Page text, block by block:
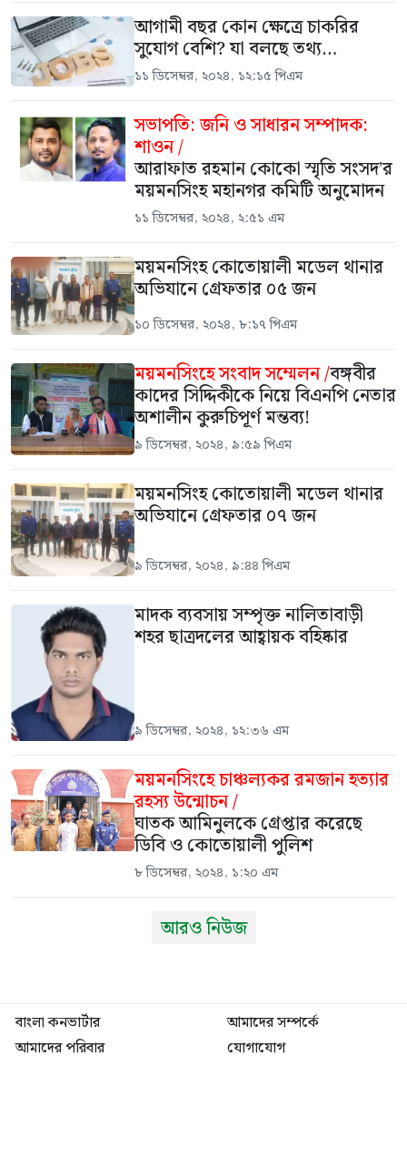
আগামী বছর কোন ক্ষেত্রে চাকরির
সুযোগ বেশি? যা বলছে তথ্য…
১১ ডিসেম্বর, ২০২৪, ১২:১৫ পিএম
সভাপতি: জনি ও সাধারন সম্পাদক:
শাওন /
আরাফাত রহমান কোকো স্মৃতি সংসদ’র
ময়মনসিংহ মহানগর কমিটি অনুমোদন
১১ ডিসেম্বর, ২০২৪, ২:৫১ এম
ময়মনসিংহ কোতোয়ালী মডেল থানার
অভিযানে গ্রেফতার ০৫ জন
১০ ডিসেম্বর, ২০২৪, ৮:১৭ পিএম
ময়মনসিংহে সংবাদ সম্মেলন /বঙ্গবীর
কাদের সিদ্দিকীকে নিয়ে বিএনপি নেতার
অশালীন কুরুচিপূর্ণ মন্তব্য!
৯ ডিসেম্বর, ২০২৪, ৯:৫৯ পিএম
ময়মনসিংহ কোতোয়ালী মডেল থানার
অভিযানে গ্রেফতার ০৭ জন
৯ ডিসেম্বর, ২০২৪, ৯:৪৪ পিএম
মাদক ব্যবসায় সম্পৃক্ত নালিতাবাড়ী
শহর ছাত্রদলের আহ্বায়ক বহিষ্কার
৯ ডিসেম্বর, ২০২৪, ১২:৩৬ এম
ময়মনসিংহে চাঞ্চল্যকর রমজান হত্যার
রহস্য উন্মোচন /
ঘাতক আমিনুলকে গ্রেপ্তার করেছে
ডিবি ও কোতোয়ালী পুলিশ
৮ ডিসেম্বর, ২০২৪, ১:২০ এম
আরও নিউজ
বাংলা কনভার্টার
আমাদের সম্পর্কে
আমাদের পরিবার
যোগাযোগ